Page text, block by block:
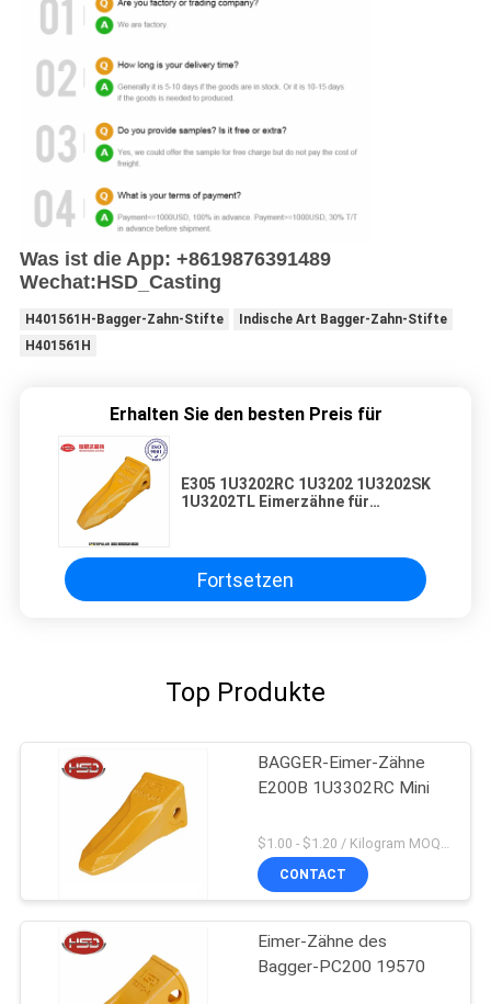
Was ist die App: +8619876391489
Wechat:HSD_Casting
H401561H-Bagger-Zahn-Stifte
Indische Art Bagger-Zahn-Stifte
H401561H
Erhalten Sie den besten Preis für
E305 1U3202RC 1U3202 1U3202SK
1U3202TL Eimerzähne für
Fortsetzen
Top Produkte
BAGGER-Eimer-Zähne
E200B 1U3302RC Mini
$1.00 - $1.20 / Kilogram MOQ:100 Kilogramm/Kilogramm
CONTACT
Eimer-Zähne des
Bagger-PC200 19570